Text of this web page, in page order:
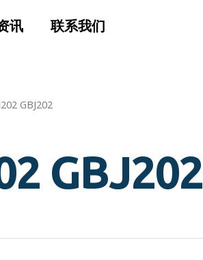
讯 联系我们
GBJ202
GBJ202